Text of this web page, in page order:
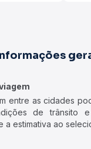
entre as cidades
de trânsito
a estimativa ao